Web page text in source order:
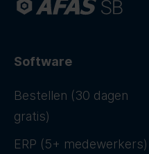
Software
Bestellen (30 dagen
gratis)
ERP (5+ medewerkers)